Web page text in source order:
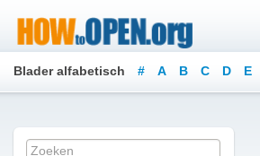
Blader alfabetisch # A B C D E